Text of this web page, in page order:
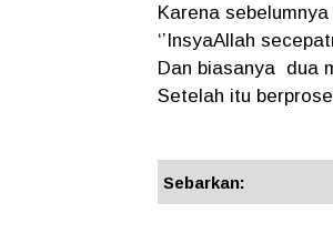
Karena
‘’InsyaAllah
Dan biasanya dua
Setelah itu
Sebarkan: